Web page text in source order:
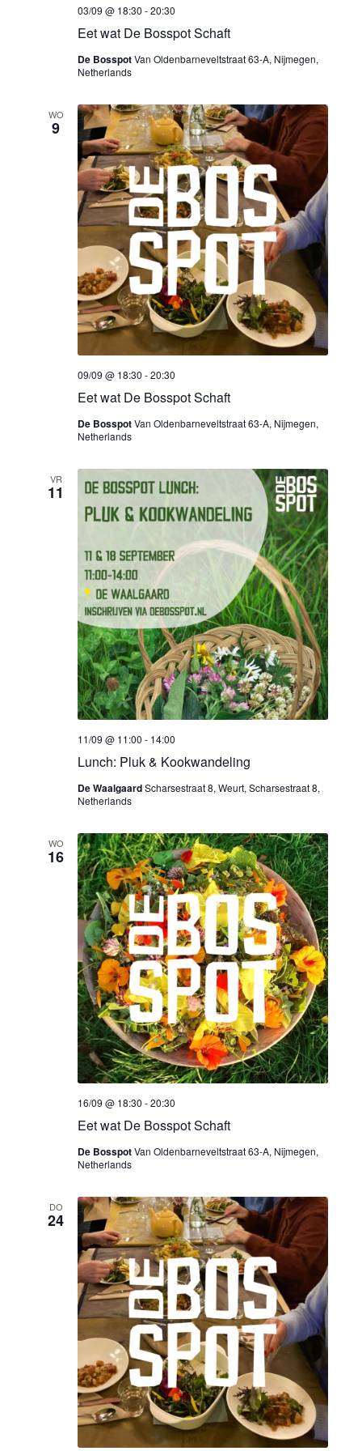
e
k
e
n
e
n
w
e
e
r
v
e
n
n
a
v
i
g
a
t
r
g
a
v
e
n
n
a
v
a
t
i
e
Eet wat De Bosspot Schaft
03/09 @ 18:30 -20:30
De BosspotVan Oldenbarneveltstraat 63-A, Nijmegen,
Netherlands
WO
9
Eet wat De Bosspot Schaft
09/09 @ 18:30 -20:30
De BosspotVan Oldenbarneveltstraat 63-A, Nijmegen,
Netherlands
VR
11
Lunch: Pluk & Kookwandeling
11/09 @ 11:00 - 14:00
De WaalgaardScharsestraat 8, Weurt, Scharsestraat 8,
Netherlands
WO
16
Eet wat De Bosspot Schaft
16/09 @ 18:30 -20:30
De BosspotVan Oldenbarneveltstraat 63-A, Nijmegen,
Netherlands
DO
24